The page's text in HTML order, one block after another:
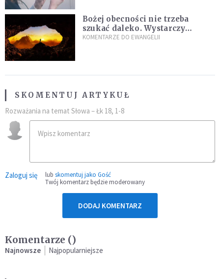
Bożej obecności nie trzeba
szukać daleko. Wystarczy
nauczyć się słuchać
KOMENTARZE DO EWANGELII
SKOMENTUJ ARTYKUŁ
Rozważania na temat Słowa – Łk 18, 1-8
Zaloguj się lub skomentuj jako Gość
Twój komentarz będzie moderowany
DODAJ KOMENTARZ
Komentarze ()
Najnowsze Najpopularniejsze